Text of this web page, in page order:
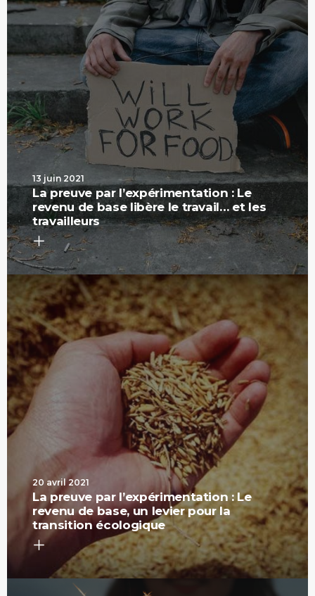
13 juin 2021
La preuve par l’expérimentation : Le
revenu de base libère le travail… et les
travailleurs
20 avril 2021
La preuve par l’expérimentation : Le
revenu de base, un levier pour la
transition écologique